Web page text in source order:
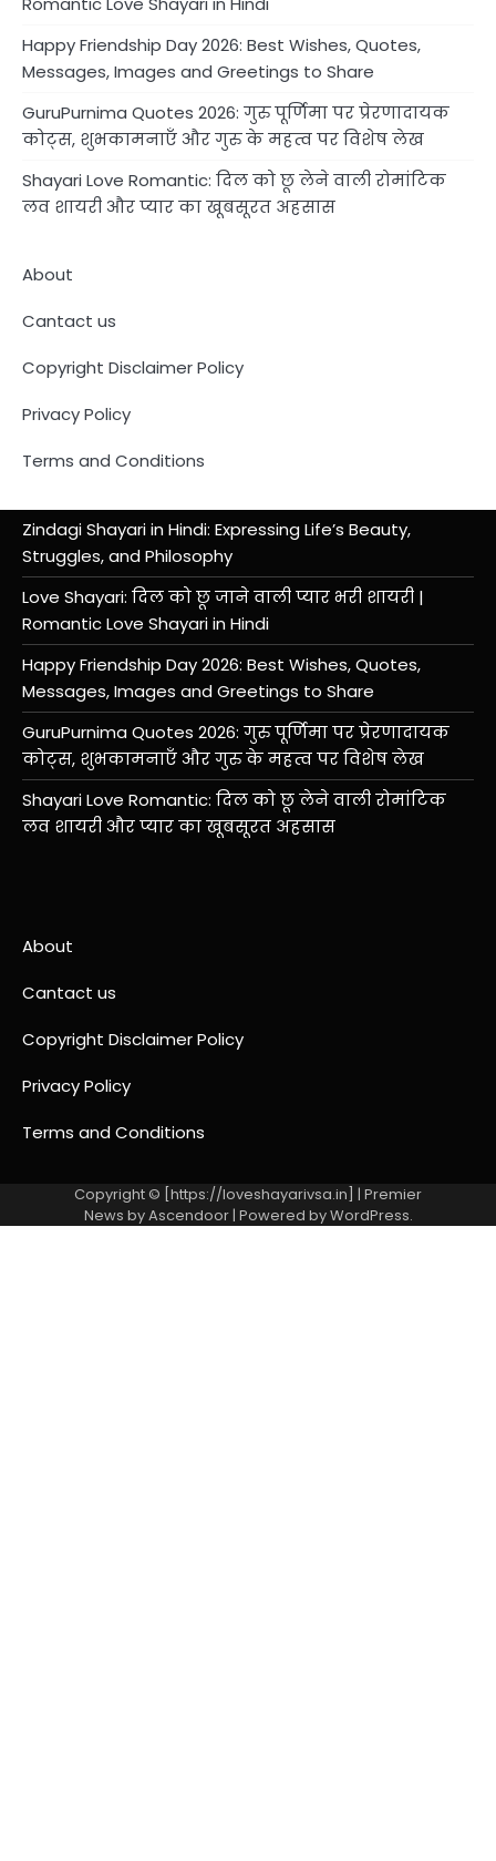
Happy Friendship Day 2026: Best Wishes, Quotes,
Messages, Images and Greetings to Share
GuruPurnima Quotes 2026: गुरु पूर्णिमा पर प्रेरणादायक
कोट्स, शुभकामनाएँ और गुरु के महत्व पर विशेष लेख
Shayari Love Romantic: दिल को छू लेने वाली रोमांटिक
लव शायरी और प्यार का खूबसूरत अहसास
About
Cantact us
Copyright Disclaimer Policy
Privacy Policy
Terms and Conditions
Zindagi Shayari in Hindi: Expressing Life’s Beauty,
Struggles, and Philosophy
Love Shayari: दिल को छू जाने वाली प्यार भरी शायरी |
Romantic Love Shayari in Hindi
Happy Friendship Day 2026: Best Wishes, Quotes,
Messages, Images and Greetings to Share
GuruPurnima Quotes 2026: गुरु पूर्णिमा पर प्रेरणादायक
कोट्स, शुभकामनाएँ और गुरु के महत्व पर विशेष लेख
Shayari Love Romantic: दिल को छू लेने वाली रोमांटिक
लव शायरी और प्यार का खूबसूरत अहसास
About
Cantact us
Copyright Disclaimer Policy
Privacy Policy
Terms and Conditions
Copyright © [https://loveshayarivsa.in] | Premier
News byAscendoor| Powered byWordPress.